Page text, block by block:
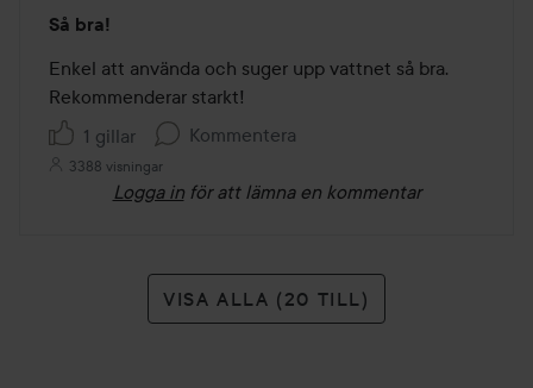
5
av
5
Så bra!
Enkel att använda och suger upp vattnet så bra.
Rekommenderar starkt!
1 gillar
Kommentera
3388 visningar
Logga in för att lämna en kommentar
VISA ALLA (20 TILL)